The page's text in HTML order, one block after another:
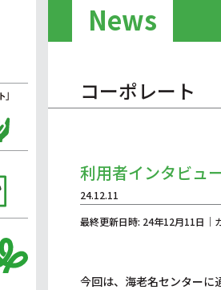
News
コーポレート
利用者インタビュ
24.12.11
最終更新日時: 24年12月11日｜
今回は、海老名センターに